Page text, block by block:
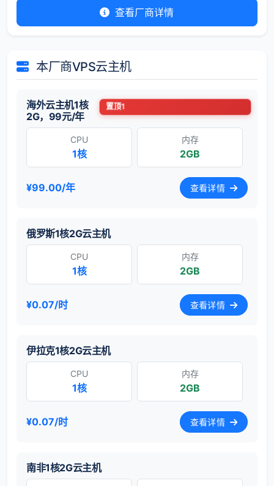
查看厂商详情
本厂商VPS云主机
海外云主机1核
2G，99元/年
置顶1
CPU
1核
内存
2GB
¥99.00/年 查看详情
俄罗斯1核2G云主机
CPU
1核
内存
2GB
¥0.07/时 查看详情
伊拉克1核2G云主机
CPU
1核
内存
2GB
¥0.07/时 查看详情
南非1核2G云主机